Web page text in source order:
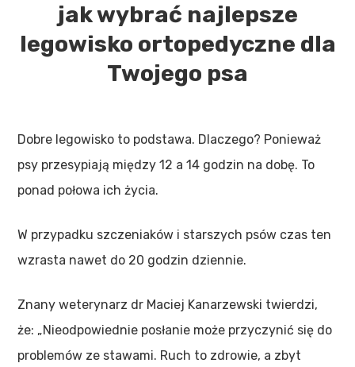
jak wybrać najlepsze
legowisko ortopedyczne dla
Twojego psa
Dobre legowisko to podstawa. Dlaczego? Ponieważ
psy przesypiają między 12 a 14 godzin na dobę. To
ponad połowa ich życia.
W przypadku szczeniaków i starszych psów czas ten
wzrasta nawet do 20 godzin dziennie.
Znany weterynarz dr Maciej Kanarzewski twierdzi,
że: „Nieodpowiednie posłanie może przyczynić się do
problemów ze stawami. Ruch to zdrowie, a zbyt